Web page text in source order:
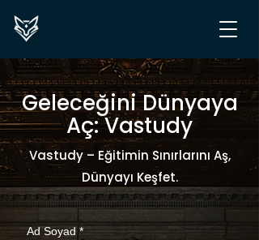
Geleceğini Dünyaya
Aç: Vastudy
Vastudy – Eğitimin Sınırlarını Aş,
Dünyayı Keşfet.
Ad Soyad *